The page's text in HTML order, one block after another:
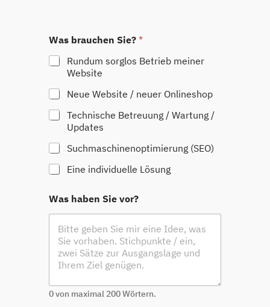
Was brauchen Sie? *
Rundum sorglos Betrieb meiner
Website
Neue Website / neuer Onlineshop
Technische Betreuung / Wartung /
Updates
Suchmaschinenoptimierung (SEO)
Eine individuelle Lösung
Was haben Sie vor?
0 von maximal 200 Wörtern.